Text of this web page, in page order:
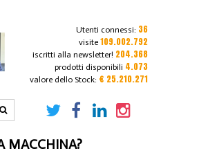
Utenti connessi: 36
visite 109.002.792
iscritti alla newsletter! 204.368
prodotti disponibili 4.073
valore dello Stock: € 25.210.271
MACCHINA?